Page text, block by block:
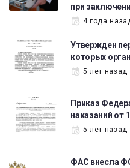
при
4 года
Утвержден
которых
5 лет назад
Приказ
наказаний от
5 лет назад
ФАС внесла